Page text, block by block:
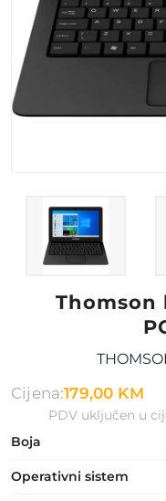
Thomson
Cijena:179,00 KM
PDV uključen u
Boja
Operativni sistem